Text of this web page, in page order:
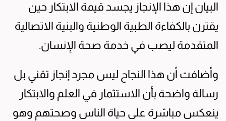
البيان إن هذا الإنجاز يجسد قيمة الابتكار حين
يقترن بالكفاءة الطبية الوطنية والبنية الاتصالية
المتقدمة ليصب في خدمة صحة الإنسان.
وأضافت أن هذا النجاح ليس مجرد إنجاز تقني بل
رسالة واضحة بأن الاستثمار في العلم والابتكار
ينعكس مباشرة على حياة الناس وصحتهم وهو